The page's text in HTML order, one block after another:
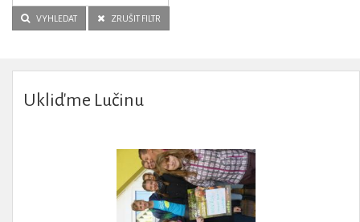
VYHLEDAT ZRUŠIT FILTR
Ukliďme Lučinu